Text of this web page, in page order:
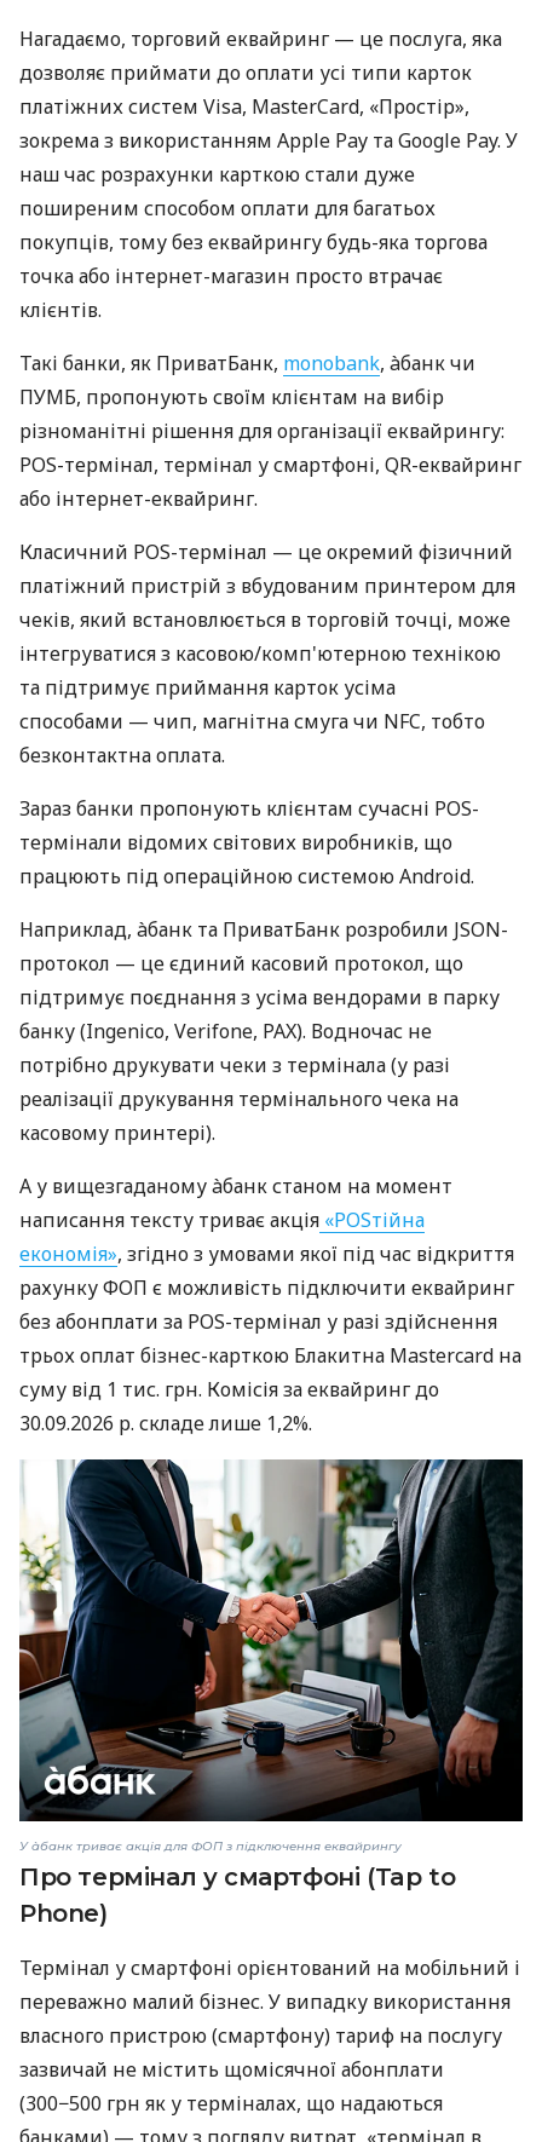
Нагадаємо, торговий еквайринг — це послуга, яка
дозволяє приймати до оплати усі типи карток
платіжних систем Visa, MasterCard, «Простір»,
зокрема з використанням Apple Pay та Google Pay. У
наш час розрахунки карткою стали дуже
поширеним способом оплати для багатьох
покупців, тому без еквайрингу будь-яка торгова
точка або інтернет-магазин просто втрачає
клієнтів.
Такі банки, як ПриватБанк, monobank, àбанк чи
ПУМБ, пропонують своїм клієнтам на вибір
різноманітні рішення для організації еквайрингу:
POS-термінал, термінал у смартфоні, QR-еквайринг
або інтернет-еквайринг.
Класичний POS-термінал — це окремий фізичний
платіжний пристрій з вбудованим принтером для
чеків, який встановлюється в торговій точці, може
інтегруватися з касовою/комп'ютерною технікою
та підтримує приймання карток усіма
способами — чип, магнітна смуга чи NFC, тобто
безконтактна оплата.
Зараз банки пропонують клієнтам сучасні POS-
термінали відомих світових виробників, що
працюють під операційною системою Android.
Наприклад, àбанк та ПриватБанк розробили JSON-
протокол — це єдиний касовий протокол, що
підтримує поєднання з усіма вендорами в парку
банку (Ingenico, Verifone, PAX). Водночас не
потрібно друкувати чеки з термінала (у разі
реалізації друкування термінального чека на
касовому принтері).
А у вищезгаданому àбанк станом на момент
написання тексту триває акція «POSтійна
економія», згідно з умовами якої під час відкриття
рахунку ФОП є можливість підключити еквайринг
без абонплати за POS-термінал у разі здійснення
трьох оплат бізнес-карткою Блакитна Mastercard на
суму від 1 тис. грн. Комісія за еквайринг до
30.09.2026 р. складе лише 1,2%.
У àбанк триває акція для ФОП з підключення еквайрингу
Про термінал у смартфоні (Tap to
Phone)
Термінал у смартфоні орієнтований на мобільний і
переважно малий бізнес. У випадку використання
власного пристрою (смартфону) тариф на послугу
зазвичай не містить щомісячної абонплати
(300−500 грн як у терміналах, що надаються